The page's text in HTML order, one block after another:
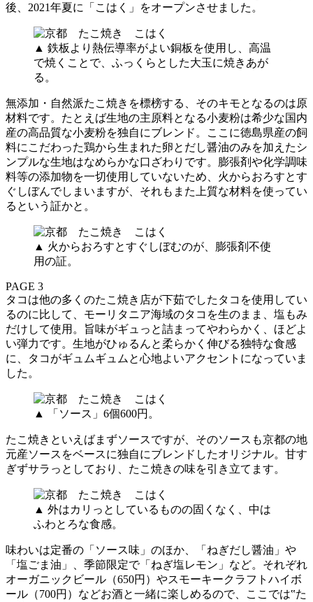
後、2021年夏に「こはく」をオープンさせました。
▲ 鉄板より熱伝導率がよい銅板を使用し、高温
で焼くことで、ふっくらとした大玉に焼きあが
る。
無添加・自然派たこ焼きを標榜する、そのキモとなるのは原
材料です。たとえば生地の主原料となる小麦粉は希少な国内
産の高品質な小麦粉を独自にブレンド。ここに徳島県産の飼
料にこだわった鶏から生まれた卵とだし醤油のみを加えたシ
ンプルな生地はなめらかな口ざわりです。膨張剤や化学調味
料等の添加物を一切使用していないため、火からおろすとす
ぐしぼんでしまいますが、それもまた上質な材料を使ってい
るという証かと。
▲ 火からおろすとすぐしぼむのが、膨張剤不使
用の証。
PAGE 3
タコは他の多くのたこ焼き店が下茹でしたタコを使用してい
るのに比して、モーリタニア海域のタコを生のまま、塩もみ
だけして使用。旨味がギュっと詰まってやわらかく、ほどよ
い弾力です。生地がひゅるんと柔らかく伸びる独特な食感
に、タコがギュムギュムと心地よいアクセントになっていま
した。
▲ 「ソース」6個600円。
たこ焼きといえばまずソースですが、そのソースも京都の地
元産ソースをベースに独自にブレンドしたオリジナル。甘す
ぎずサラっとしており、たこ焼きの味を引き立てます。
▲ 外はカリっとしているものの固くなく、中は
ふわとろな食感。
味わいは定番の「ソース味」のほか、「ねぎだし醤油」や
「塩ごま油」、季節限定で「ねぎ塩レモン」など。それぞれ
オーガニックビール（650円）やスモーキークラフトハイボ
ール（700円）などお酒と一緒に楽しめるので、ここでは‟た